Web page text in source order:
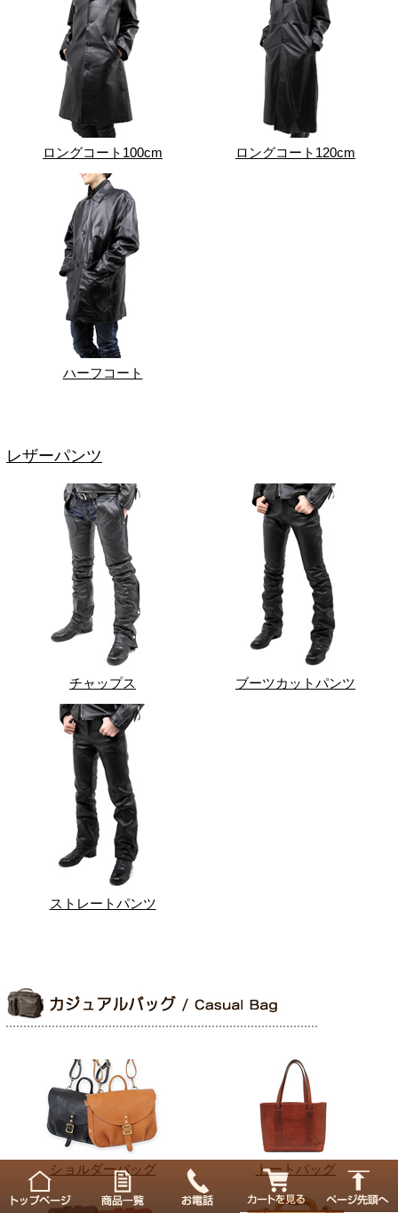
ロングコート100cm ロングコート120cm
ハーフコート
レザーパンツ
チャップス ブーツカットパンツ
ストレートパンツ
ショルダーバッグ トートバッグ